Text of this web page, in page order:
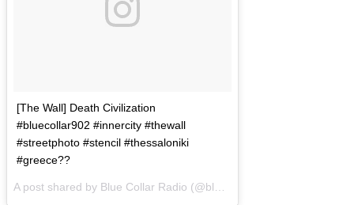
[The Wall] Death Civilization
#bluecollar902 #innercity #thewall
#streetphoto #stencil #thessaloniki
#greece??